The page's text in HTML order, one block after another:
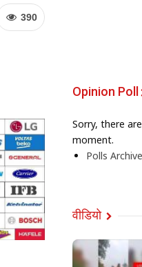
390
Opinion Poll
Sorry, there
moment.
Polls Archive
वीडियो